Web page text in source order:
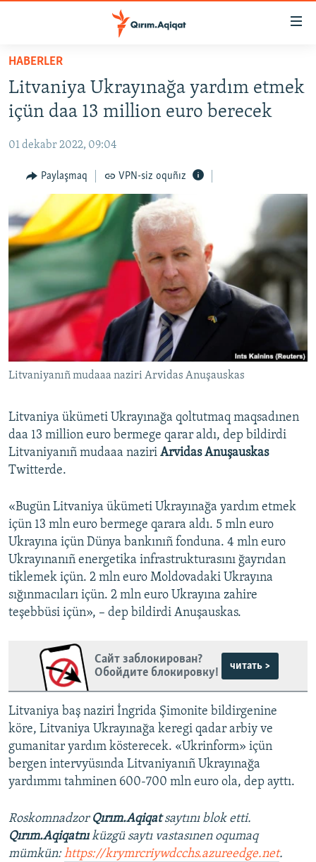
Esas
qaytmaq
Baş
navigatsiyağa
qaytmaq
qaytmaq
SİYASET
İQTİSADİYAT
CEMİYET
MEDENİYET
İNSAN AQLARI
VİDEO
SÜRET
BLOGLAR
FİKİR
Русский
Українською
RFE/RS bütün saytları
HABERLER
Litvaniya Ukrayınağa yardım etmek
içün daa 13 million euro berecek
01 dekabr 2022, 09:04
Paylaşmaq VPN-siz oquñız
Litvaniyanıñ mudaaa naziri Arvidas Anuşauskas
Litvaniya ükümeti Ukrayınağa qoltutmaq maqsadınen
daa 13 million euro bermege qarar aldı, dep bildirdi
Litvaniyanıñ mudaaa naziri Arvidas Anuşauskas
Twitterde.
«Bugün Litvaniya ükümeti Ukrayınağa yardım etmek
içün 13 mln euro bermege qarara aldı. 5 mln euro
Ukrayına içün Dünya bankınıñ fonduna. 4 mln euro
Ukrayınanıñ energetika infrastrukturasını ğayrıdan
tiklemek içün. 2 mln euro Moldovadaki Ukrayına
sığınmacıları içün. 2 mln euro Ukrayına zahire
teşebbüsi içün», – dep bildirdi Anuşauskas.
Сайт заблокирован?
Обойдите блокировку!
читать >
Litvaniya baş naziri İngrida Şimonite bildirgenine
köre, Litvaniya Ukrayınağa keregi qadar arbiy ve
gumanitar yardım kösterecek. «Ukrinform» içün
bergen intervyüsında Litvaniyanıñ Ukrayınağa
yardımmı tahminen 600-700 mln euro ola, dep ayttı.
Roskomnadzor Qırım.Aqiqatsaytını blok etti.
Qırım.Aqiqatnıküzgü saytı vastasınen oqumaq
mümkün:https://krymrcriywdcchs.azureedge.net.